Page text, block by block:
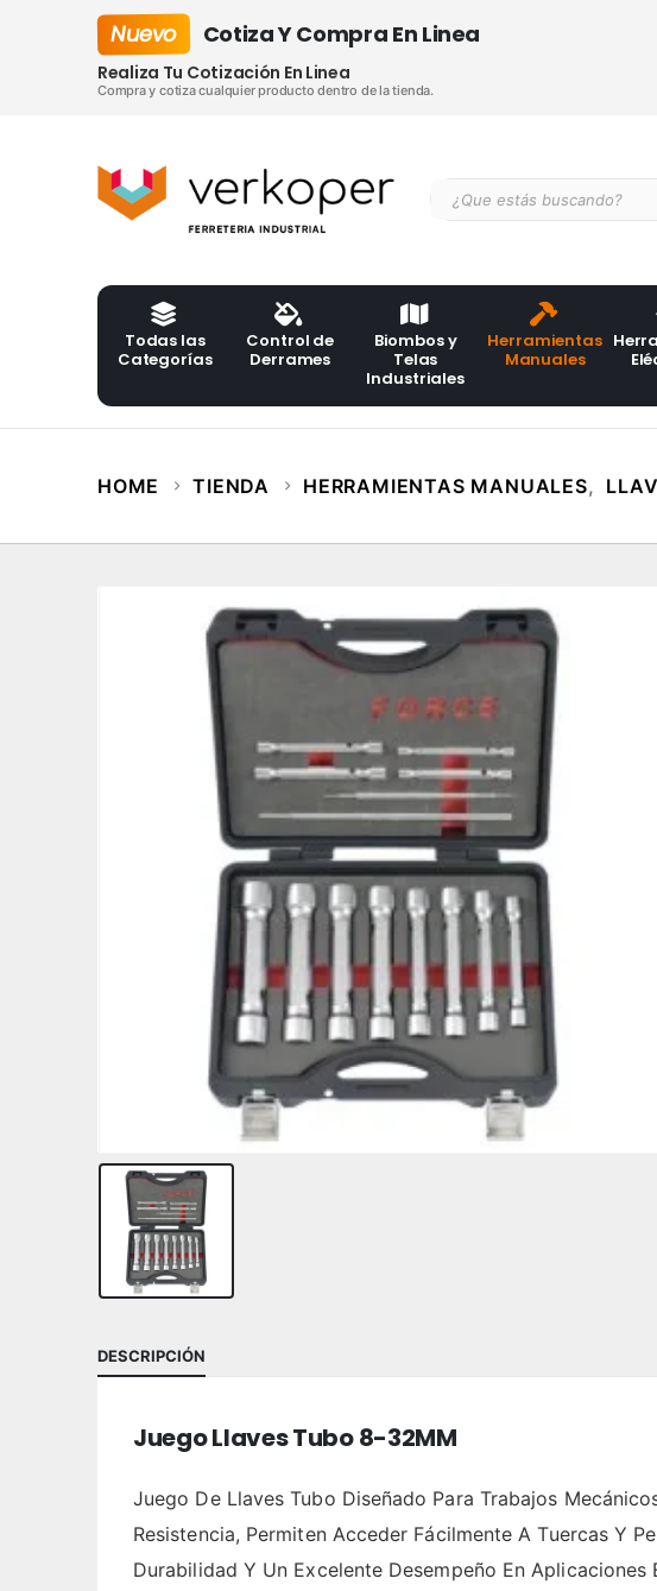
Nuevo Cotiza Y Compra En Linea
Realiza Tu Cotización En Linea
Compra y cotiza cualquier producto dentro de la tienda.
Todas las
Categorías
Control de
Derrames
Biombos y
Telas
Industriales
Herramientas
Manuales
HOME TIENDA HERRAMIENTAS MANUALES,
DESCRIPCIÓN
Juego Llaves Tubo 8-32MM
Juego De Llaves Tubo Diseñado Para Trabajos
Resistencia, Permiten Acceder Fácilmente A Tuercas Y
Durabilidad Y Un Excelente Desempeño En Aplicaciones